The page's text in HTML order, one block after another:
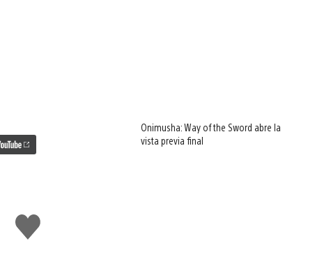
Me
gusta
Onimusha: Way of the Sword abre la
vista previa final